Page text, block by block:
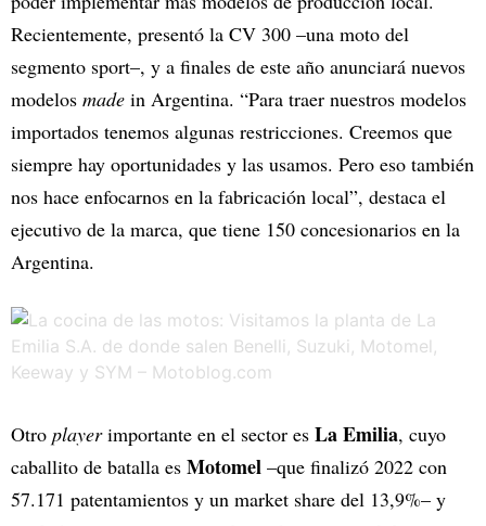
Recientemente, presentó la CV 300 –una moto del
segmento sport–, y a finales de este año anunciará nuevos
modelos made in Argentina. “Para traer nuestros modelos
importados tenemos algunas restricciones. Creemos que
siempre hay oportunidades y las usamos. Pero eso también
nos hace enfocarnos en la fabricación local”, destaca el
ejecutivo de la marca, que tiene 150 concesionarios en la
Argentina.
Otro playerimportante en el sector es La Emilia, cuyo
caballito de batalla es Motomel –que finalizó 2022 con
57.171 patentamientos y un market share del 13,9%– y